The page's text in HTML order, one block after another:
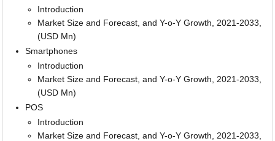
Introduction
Market Size and Forecast, and Y-o-Y Growth, 2021-2033,
(USD Mn)
Smartphones
Introduction
Market Size and Forecast, and Y-o-Y Growth, 2021-2033,
(USD Mn)
POS
Introduction
Market Size and Forecast, and Y-o-Y Growth, 2021-2033,